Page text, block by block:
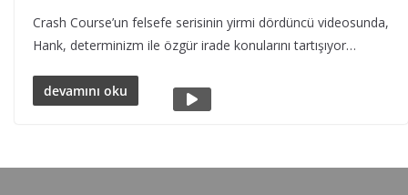
Crash Course’un felsefe serisinin yirmi dördüncü videosunda,
Hank, determinizm ile özgür irade konularını tartışıyor…
devamını oku